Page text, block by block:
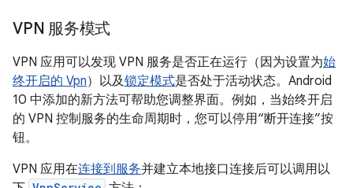
VPN 服务模式
VPN 应用可以发现 VPN 服务是否正在运行（因为设置为始
终开启的 Vpn）以及锁定模式是否处于活动状态。Android
10 中添加的新方法可帮助您调整界面。例如，当始终开启
的 VPN 控制服务的生命周期时，您可以停用“断开连接”按
钮。
VPN 应用在连接到服务并建立本地接口连接后可以调用以